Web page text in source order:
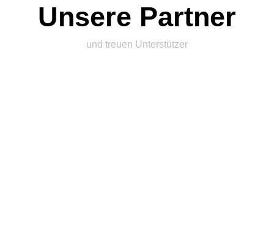
Unsere Partner
und treuen Unterstützer